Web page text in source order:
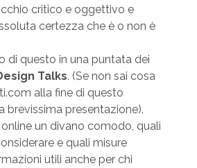
critico e oggettivo e
certezza che è o non è
di questo in una puntata dei
Talks. (Se non sai cosa
alla fine di questo
brevissima presentazione).
un divano comodo, quali
e quali misure
utili anche per chi